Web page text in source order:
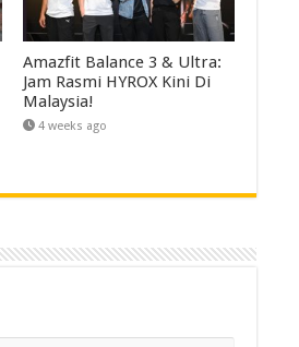
Amazfit Balance 3 & Ultra:
Jam Rasmi HYROX Kini Di
Malaysia!
4 weeks ago